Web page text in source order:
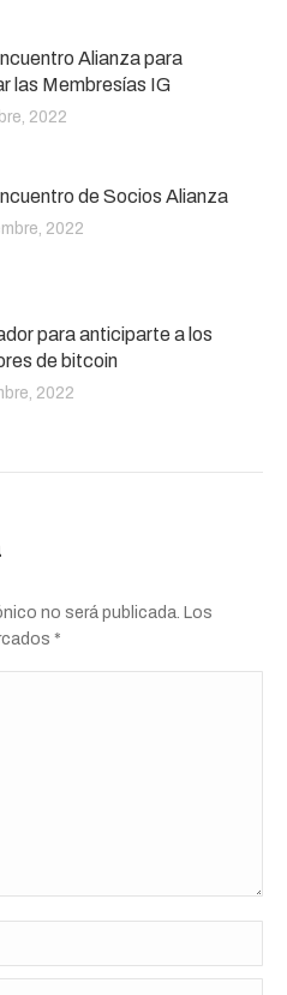
Alianza para
las Membresías IG
2022
de Socios Alianza
2022
para anticiparte a los
de bitcoin
2022
no será publicada. Los
*